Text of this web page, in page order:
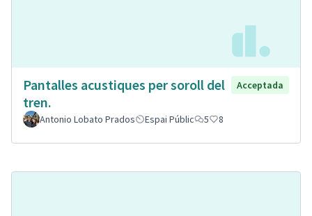
Pantalles acustiques per soroll del
tren.
Acceptada
Antonio Lobato Prados Espai Públic 5 8